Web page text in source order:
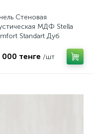
Стеновая
МДФ Stella
Standart Дуб
000 тенге /шт